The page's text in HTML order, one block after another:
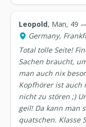
Leopold, Man, 49
Germany,
Total tolle Seite!
Sachen braucht,
man auch nix
Kopfhörer ist auch
nicht zu stören ;)
geil! Da kann man
quatschen. Klasse